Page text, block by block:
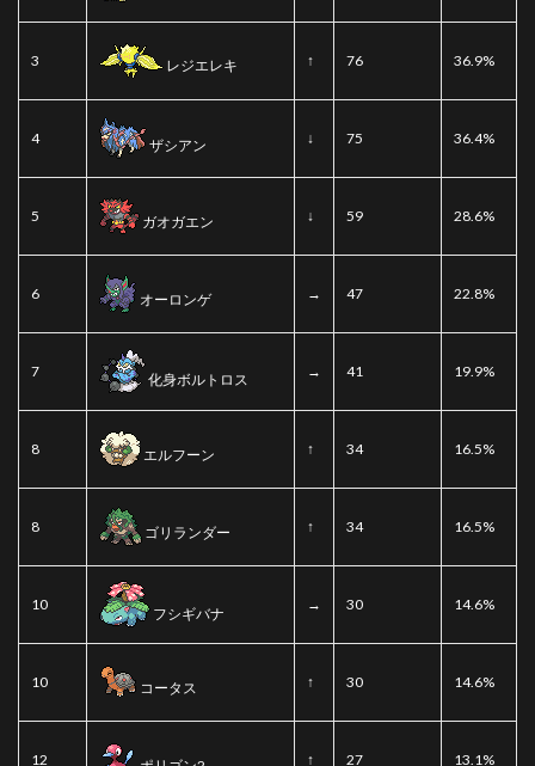
3 レジエレキ ↑ 76 36.9%
4 ザシアン ↓ 75 36.4%
5 ガオガエン ↓ 59 28.6%
6 オーロンゲ → 47 22.8%
7 化身ボルトロス → 41 19.9%
8 エルフーン ↑ 34 16.5%
8 ゴリランダー ↑ 34 16.5%
10
フシギバナ
→ 30 14.6%
10 コータス ↑ 30 14.6%
12 ↑ 27 13.1%